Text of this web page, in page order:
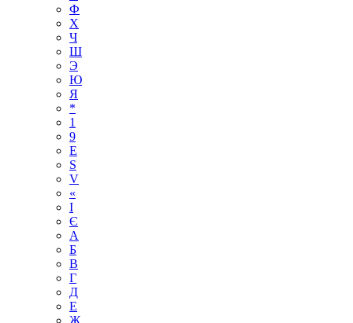
Ф
Х
Ч
Ш
Э
Ю
Я
*
1
9
E
S
V
«
І
Є
А
Б
В
Г
Д
Е